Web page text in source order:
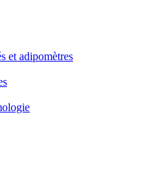
et adipomètres